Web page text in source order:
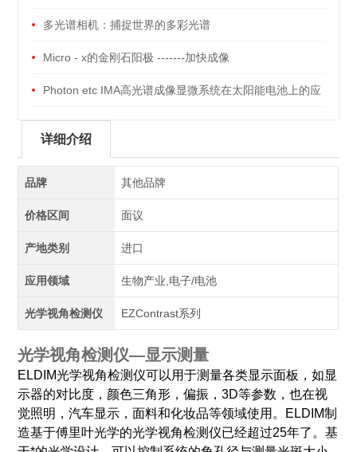
EOM多光谱相机：捕捉世界的多彩光谱
Micro - x的金刚石阳极 -------加快成像
Photon etc IMA高光谱成像显微系统在太阳能电池上的应
用
详细介绍
品牌 其他品牌
价格区间 面议
产地类别 进口
应用领域 生物产业,电子/电池
光学视角检测仪 EZContrast系列
光学视角检测仪—显示测量
ELDIM光学视角检测仪可以用于测量各类显示面板，如显
示器的对比度，颜色三角形，偏振，3D等参数，也在视
觉照明，汽车显示，面料和化妆品等领域使用。ELDIM制
造基于傅里叶光学的光学视角检测仪已经超过25年了。基